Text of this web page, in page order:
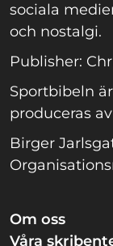
sociala
och nostalgi.
Publisher:
Sportbibeln
produceras
Birger
Om oss
Våra